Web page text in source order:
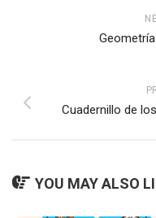
Cuadernillo de
YOU MAY ALSO